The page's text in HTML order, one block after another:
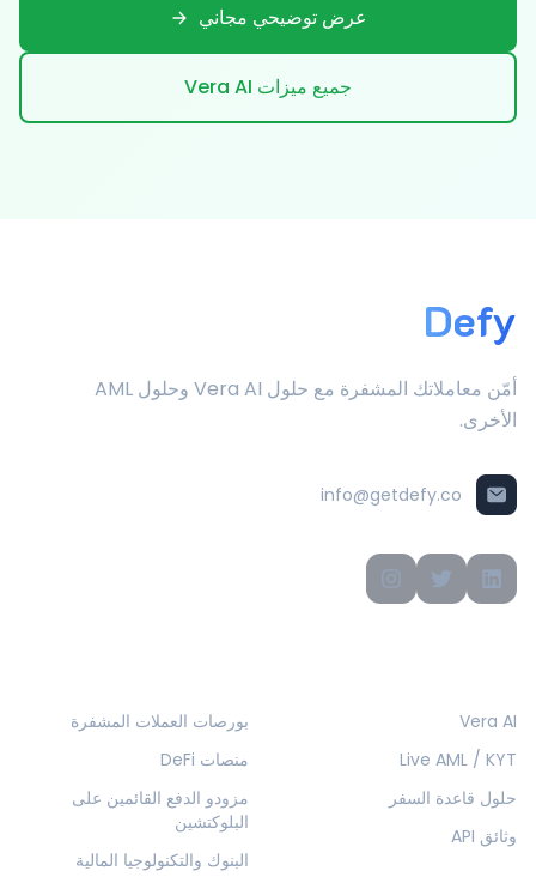
عرض توضيحي مجاني
جميع ميزات Vera AI
Defy
أمّن معاملاتك المشفرة مع حلول Vera AI وحلول AML
الأخرى.
info@getdefy.co
Vera AI
Live AML / KYT
حلول قاعدة السفر
وثائق API
بورصات العملات المشفرة
منصات DeFi
مزودو الدفع القائمين على
البلوكتشين
البنوك والتكنولوجيا المالية